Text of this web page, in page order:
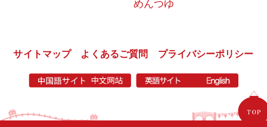
めんつゆ
サイトマップ よくあるご質問 プライバシーポリシー